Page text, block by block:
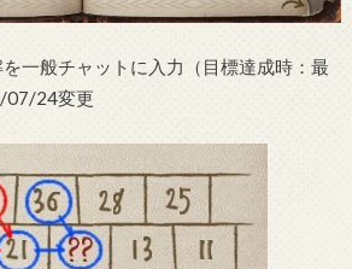
一般チャットに入力（目標達成時：最
07/24変更